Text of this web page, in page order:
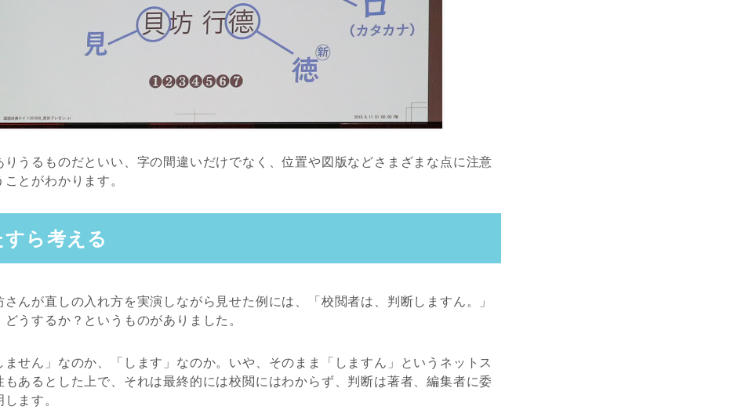
りうるものだといい、字の間違いだけでなく、位置や図版などさまざまな点に注意
とがわかります。
ら考える
さんが直しの入れ方を実演しながら見せた例には、「校閲者は、判断しますん。」
うするか？というものがありました。
ません」なのか、「します」なのか。いや、そのまま「しますん」というネットス
もあるとした上で、それは最終的には校閲にはわからず、判断は著者、編集者に委
ます。